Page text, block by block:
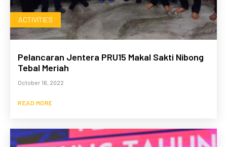
ACTIVITIES
Pelancaran Jentera PRU15 Makal Sakti Nibong
Tebal Meriah
October 16, 2022
READ MORE